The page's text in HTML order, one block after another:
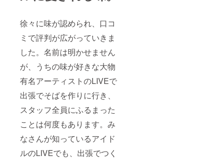
徐々に味が認められ、口コ
ミで評判が広がっていきま
した。名前は明かせません
が、うちの味が好きな大物
有名アーティストのLIVEで
出張でそばを作りに行き、
スタッフ全員にふるまった
ことは何度もあります。み
なさんが知っているアイド
ルのLIVEでも、出張でつく